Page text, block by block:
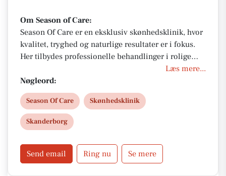
Om Season of Care:
Season Of Care er en eksklusiv skønhedsklinik, hvor
kvalitet, tryghed og naturlige resultater er i fokus.
Her tilbydes professionelle behandlinger i rolige
omgivelser med personlig service og høj faglighed.
Læs mere...
Nøgleord:
Season Of Care Skønhedsklinik
Skanderborg
Send email Ring nu Se mere